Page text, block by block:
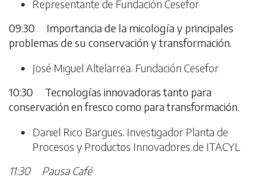
Representante de Fundación Cesefor
09:30 Importancia de la micología y principales
problemas de su conservación y transformación.
José Miguel Altelarrea. Fundación Cesefor
10:30 Tecnologías innovadoras tanto para
conservación en fresco como para transformación.
Daniel Rico Bargues. Investigador Planta de
Procesos y Productos Innovadores de ITACYL
11:30 Pausa Café